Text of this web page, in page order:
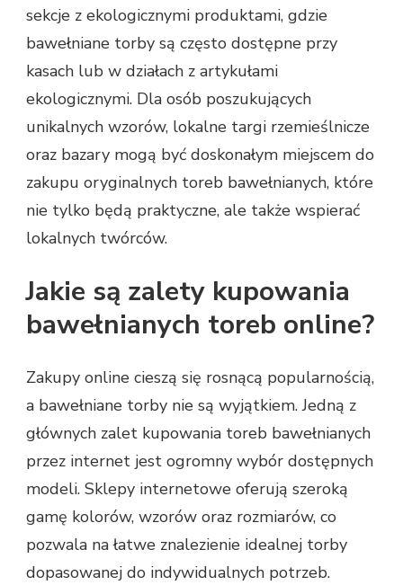
sekcje z ekologicznymi produktami, gdzie
bawełniane torby są często dostępne przy
kasach lub w działach z artykułami
ekologicznymi. Dla osób poszukujących
unikalnych wzorów, lokalne targi rzemieślnicze
oraz bazary mogą być doskonałym miejscem do
zakupu oryginalnych toreb bawełnianych, które
nie tylko będą praktyczne, ale także wspierać
lokalnych twórców.
Jakie są zalety kupowania
bawełnianych toreb online?
Zakupy online cieszą się rosnącą popularnością,
a bawełniane torby nie są wyjątkiem. Jedną z
głównych zalet kupowania toreb bawełnianych
przez internet jest ogromny wybór dostępnych
modeli. Sklepy internetowe oferują szeroką
gamę kolorów, wzorów oraz rozmiarów, co
pozwala na łatwe znalezienie idealnej torby
dopasowanej do indywidualnych potrzeb.